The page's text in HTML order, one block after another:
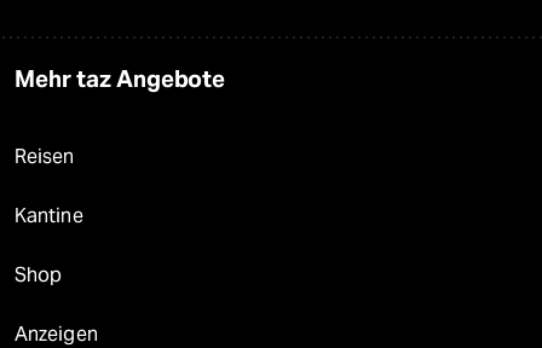
Mehr taz Angebote
Reisen
Kantine
Shop
Anzeigen